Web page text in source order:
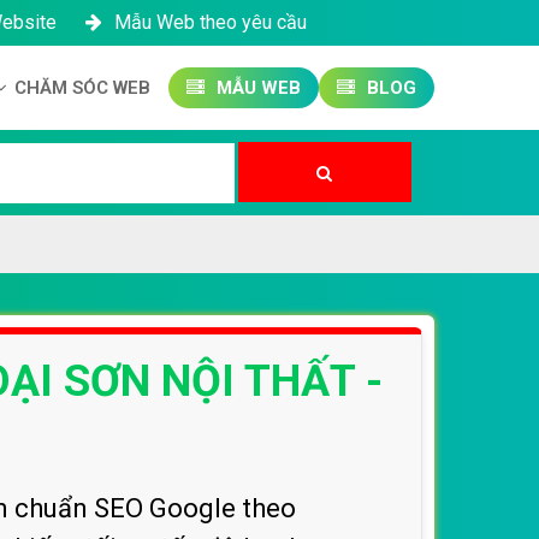
Mẫu Web theo yêu cầu
CHĂM SÓC WEB MẪU WEB BLOG
SƠN NỘI THẤT -
SEO Google theo